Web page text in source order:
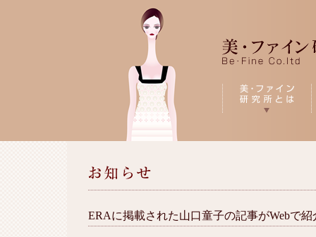
ERAに掲載された山口童子の記事がWebで紹